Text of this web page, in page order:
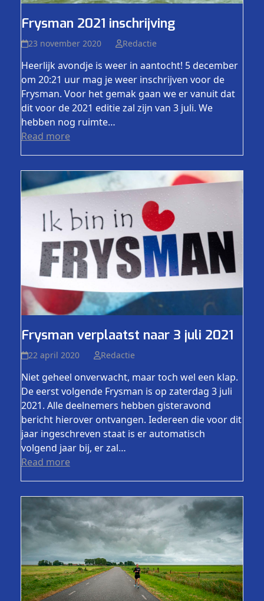
Frysman 2021 inschrijving
23 november 2020 Redactie
Heerlijk avondje is weer in aantocht! 5 december
om 20:21 uur mag je weer inschrijven voor de
Frysman. Voor het gemak gaan we er vanuit dat
dit voor de 2021 editie zal zijn van 3 juli. We
hebben nog ruimte…
Read more
Frysman verplaatst naar 3 juli 2021
22 april 2020 Redactie
Niet geheel onverwacht, maar toch wel een klap.
De eerst volgende Frysman is op zaterdag 3 juli
2021. Alle deelnemers hebben gisteravond
bericht hierover ontvangen. Iedereen die voor dit
jaar ingeschreven staat is er automatisch
volgend jaar bij, er zal…
Read more